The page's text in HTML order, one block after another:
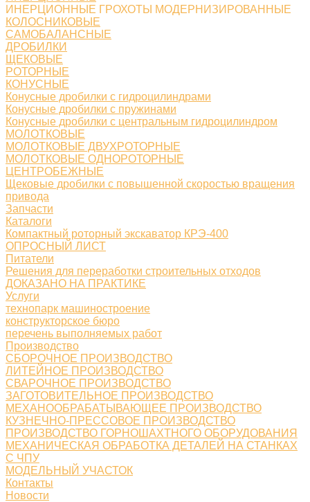
ИНЕРЦИОННЫЕ ГРОХОТЫ МОДЕРНИЗИРОВАННЫЕ
КОЛОСНИКОВЫЕ
САМОБАЛАНСНЫЕ
ДРОБИЛКИ
ЩЕКОВЫЕ
РОТОРНЫЕ
КОНУСНЫЕ
Конусные дробилки с гидроцилиндрами
Конусные дробилки с пружинами
Конусные дробилки с центральным гидроцилиндром
МОЛОТКОВЫЕ
МОЛОТКОВЫЕ ДВУХРОТОРНЫЕ
МОЛОТКОВЫЕ ОДНОРОТОРНЫЕ
ЦЕНТРОБЕЖНЫЕ
Щековые дробилки с повышенной скоростью вращения
привода
Запчасти
Каталоги
Компактный роторный экскаватор КРЭ-400
ОПРОСНЫЙ ЛИСТ
Питатели
Решения для переработки строительных отходов
ДОКАЗАНО НА ПРАКТИКЕ
Услуги
технопарк машиностроение
конструкторское бюро
перечень выполняемых работ
Производство
СБОРОЧНОЕ ПРОИЗВОДСТВО
ЛИТЕЙНОЕ ПРОИЗВОДСТВО
СВАРОЧНОЕ ПРОИЗВОДСТВО
ЗАГОТОВИТЕЛЬНОЕ ПРОИЗВОДСТВО
МЕХАНООБРАБАТЫВАЮЩЕЕ ПРОИЗВОДСТВО
КУЗНЕЧНО-ПРЕССОВОЕ ПРОИЗВОДСТВО
ПРОИЗВОДСТВО ГОРНОШАХТНОГО ОБОРУДОВАНИЯ
МЕХАНИЧЕСКАЯ ОБРАБОТКА ДЕТАЛЕЙ НА СТАНКАХ
С ЧПУ
МОДЕЛЬНЫЙ УЧАСТОК
Контакты
Новости